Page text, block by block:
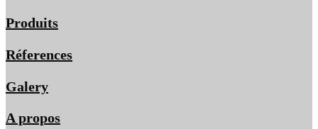
Produits
Réferences
Galery
A propos